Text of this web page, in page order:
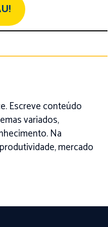
Escreve conteúdo
variados,
Na
mercado